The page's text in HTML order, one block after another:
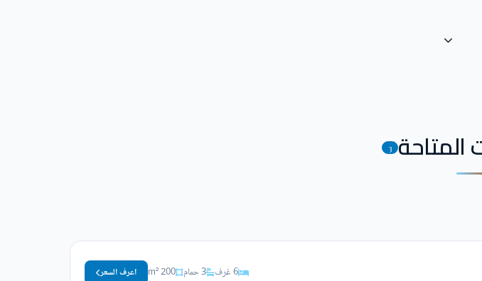
المتاحة 3
6 غرف 3 حمام 200 m² اعرف السعر